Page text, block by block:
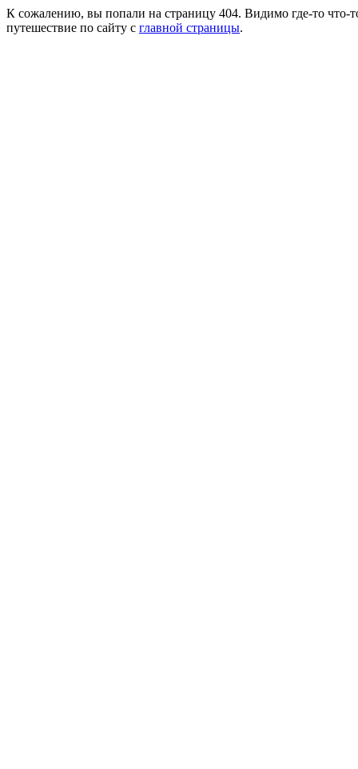
К сожалению, вы попали на страницу 404. Видимо где-то что-
путешествие по сайту с главной страницы.